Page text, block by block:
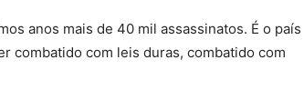
anos mais de 40 mil assassinatos. É o país
combatido com leis duras, combatido com